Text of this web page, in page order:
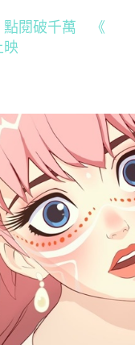
點閱破千萬 《
映